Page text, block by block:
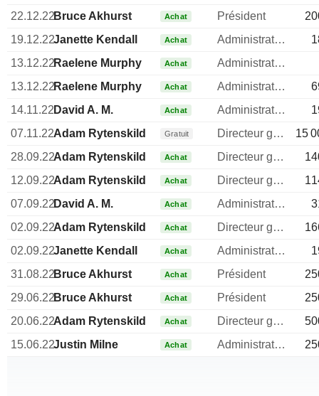
22.12.22Bruce Akhurst Achat Président
19.12.22Janette Kendall Achat Administrateur
13.12.22Raelene Murphy Achat
Administrateur
13.12.22Raelene Murphy Achat Administrateur
14.11.22David A. M. Achat Administrateur
07.11.22Adam Rytenskild Gratuit Directeur general
15
28.09.22Adam Rytenskild Achat Directeur general
12.09.22Adam Rytenskild Achat Directeur general
07.09.22David A. M. Achat Administrateur
02.09.22Adam Rytenskild Achat Directeur general
02.09.22Janette Kendall Achat Administrateur
31.08.22Bruce Akhurst Achat Président
29.06.22Bruce Akhurst Achat Président
20.06.22Adam Rytenskild Achat Directeur general
15.06.22Justin Milne Achat Administrateur